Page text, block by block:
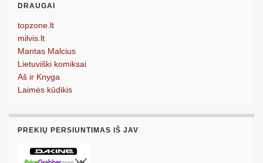
DRAUGAI
topzone.lt
milvis.lt
Mantas Malcius
Lietuviški komiksai
Aš ir Knyga
Laimės kūdikis
PREKIŲ PERSIUNTIMAS IŠ JAV